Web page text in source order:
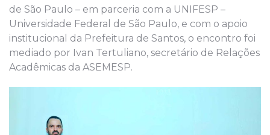
de São Paulo – em parceria com a UNIFESP –
Universidade Federal de São Paulo, e com o apoio
institucional da Prefeitura de Santos, o encontro foi
mediado por Ivan Tertuliano, secretário de Relações
Acadêmicas da ASEMESP.